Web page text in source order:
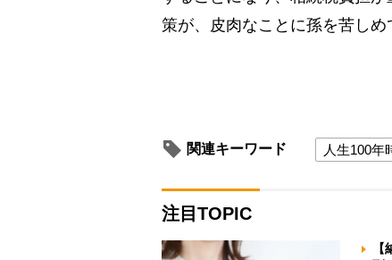
策が、皮肉なことに孫を苦しめ
関連キーワード 人生100年
注目TOPIC